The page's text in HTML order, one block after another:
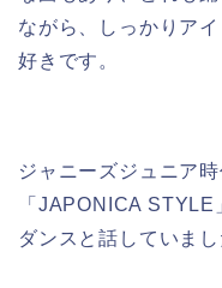
ながら、しっかりア
好きです。
ジャニーズジュニア
「JAPONICA
ダンスと話していまし